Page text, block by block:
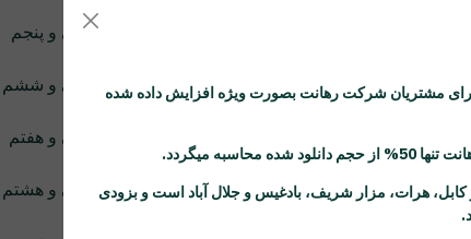
جلسه سی و پنجم
جلسه سی و ششم
جلسه سی و هفتم
جلسه سی و هشتم
مشتریان شرکت رهانت بصورت ویژه افزایش داده شده
تنها 50% از حجم دانلود شده محاسبه میگردد.
کابل، هرات، مزار شریف، بادغیس و جلال آباد است و بزودی